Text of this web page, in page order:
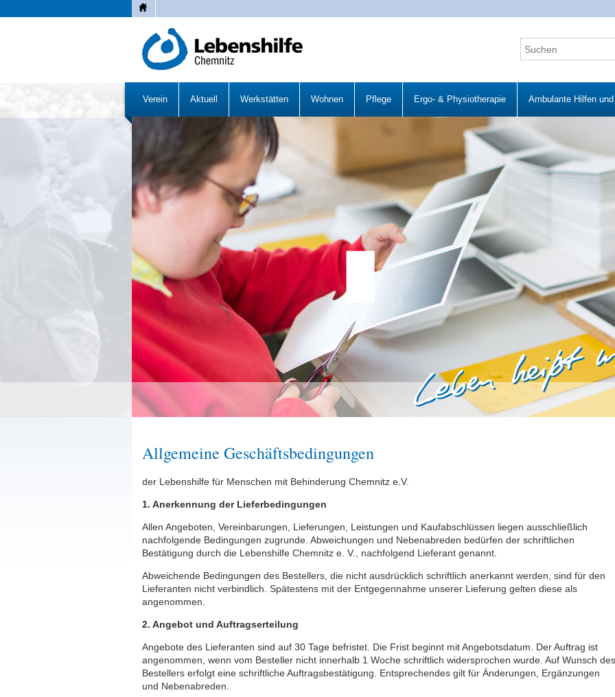
Lebenshilfe Chemnitz
Verein Aktuell Werkstätten Wohnen Pflege Ergo- & Physiotherapie Ambulante Hilfen
Allgemeine Geschäftsbedingungen
der Lebenshilfe für Menschen mit Behinderung Chemnitz e.V.
1. Anerkennung der Lieferbedingungen
Allen Angeboten, Vereinbarungen, Lieferungen, Leistungen und Kaufabschlüssen liegen ausschließlich
nachfolgende Bedingungen zugrunde. Abweichungen und Nebenabreden bedürfen der schriftlichen
Bestätigung durch die Lebenshilfe Chemnitz e. V., nachfolgend Lieferant genannt.
Abweichende Bedingungen des Bestellers, die nicht ausdrücklich schriftlich anerkannt werden, sind für den
Lieferanten nicht verbindlich. Spätestens mit der Entgegennahme unserer Lieferung gelten diese als
angenommen.
2. Angebot und Auftragserteilung
Angebote des Lieferanten sind auf 30 Tage befristet. Die Frist beginnt mit Angebotsdatum. Der Auftrag ist
angenommen, wenn vom Besteller nicht innerhalb 1 Woche schriftlich widersprochen wurde. Auf Wunsch des
Bestellers erfolgt eine schriftliche Auftragsbestätigung. Entsprechendes gilt für Änderungen, Ergänzungen
und Nebenabreden.